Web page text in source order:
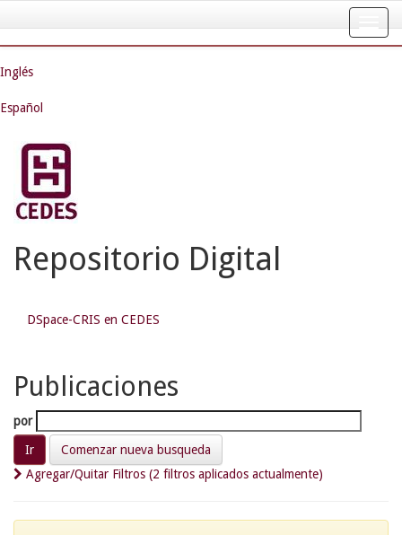
navigation
Inglés
Español
Repositorio Digital
DSpace-CRIS en CEDES
Publicaciones
por
Comenzar nueva busqueda
Agregar/Quitar Filtros (2 filtros aplicados actualmente)